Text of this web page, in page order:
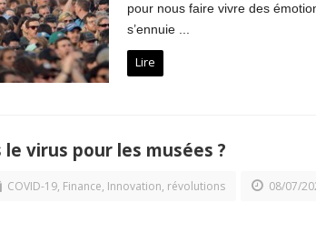
pour nous faire vivre des
s’ennuie ...
Lire
virus pour les musées ?
COVID-19, Finance, Innovation, révolutions 08/07/